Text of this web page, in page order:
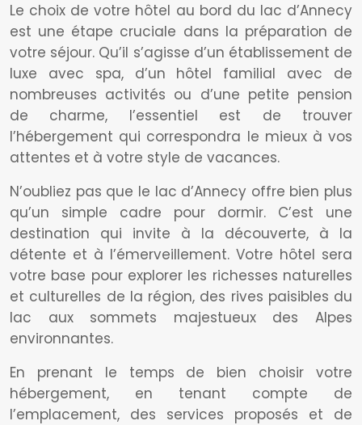
Le choix de votre hôtel au bord du lac d’Annecy
est une étape cruciale dans la préparation de
votre séjour. Qu’il s’agisse d’un établissement de
luxe avec spa, d’un hôtel familial avec de
nombreuses activités ou d’une petite pension
de charme, l’essentiel est de trouver
l’hébergement qui correspondra le mieux à vos
attentes et à votre style de vacances.
N’oubliez pas que le lac d’Annecy offre bien plus
qu’un simple cadre pour dormir. C’est une
destination qui invite à la découverte, à la
détente et à l’émerveillement. Votre hôtel sera
votre base pour explorer les richesses naturelles
et culturelles de la région, des rives paisibles du
lac aux sommets majestueux des Alpes
environnantes.
En prenant le temps de bien choisir votre
hébergement, en tenant compte de
l’emplacement, des services proposés et de